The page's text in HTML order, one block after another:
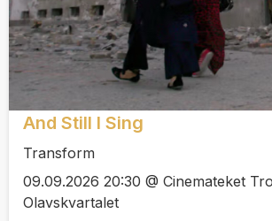
And Still I Sing
Transform
09.09.2026 20:30 @ Cinemateket
Olavskvartalet